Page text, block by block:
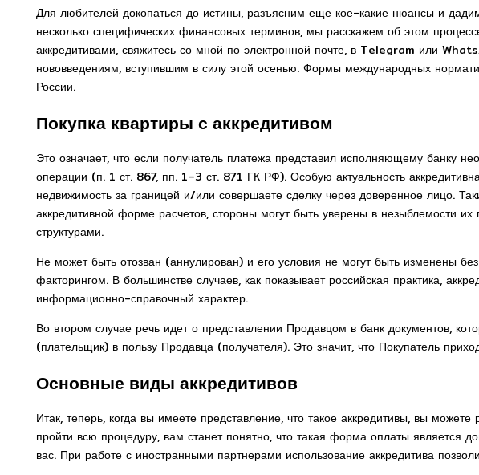
Для любителей докопаться до истины, разъясним еще кое-какие нюансы и
несколько специфических финансовых терминов, мы расскажем об этом
аккредитивами, свяжитесь со мной по электронной почте, в Telegram или
нововведениям, вступившим в силу этой осенью. Формы международных
России.
Покупка квартиры с аккредитивом
Это означает, что если получатель платежа представил исполняющему банку
операции (п. 1 ст. 867, пп. 1–3 ст. 871 ГК РФ). Особую актуальность
недвижимость за границей и/или совершаете сделку через доверенное лицо.
аккредитивной форме расчетов, стороны могут быть уверены в незыблемости
структурами.
Не может быть отозван (аннулирован) и его условия не могут быть изменены
факторингом. В большинстве случаев, как показывает российская практика,
информационно-справочный характер.
Во втором случае речь идет о представлении Продавцом в банк документов,
(плательщик) в пользу Продавца (получателя). Это значит, что Покупатель
Основные виды аккредитивов
Итак, теперь, когда вы имеете представление, что такое аккредитивы, вы
пройти всю процедуру, вам станет понятно, что такая форма оплаты является
вас. При работе с иностранными партнерами использование аккредитива